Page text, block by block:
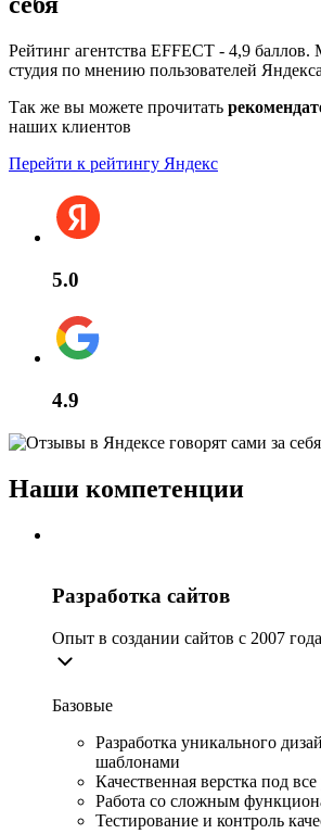
Рейтинг агентства EFFECT - 4,9
студия по мнению пользователей Яндекса
Так же вы можете прочитать
наших клиентов
Перейти к рейтингу Яндекс
5.0
4.9
Наши компетенции
Разработка сайтов
Опыт в создании сайтов с 2007 года
Базовые
Разработка уникального
шаблонами
Качественная верстка под все
Работа со сложным
Тестирование и контроль